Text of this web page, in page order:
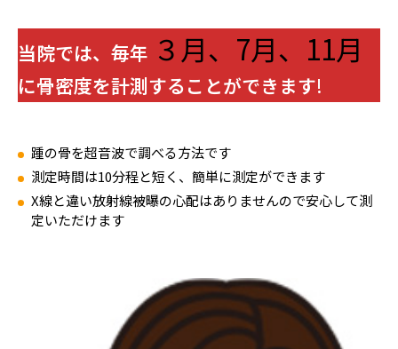
当院では、毎年 ３月、7月、11月
に骨密度を計測することができます!
踵の骨を超音波で調べる方法です
測定時間は10分程と短く、簡単に測定ができます
X線と違い放射線被曝の心配はありませんので安心して測
定いただけます